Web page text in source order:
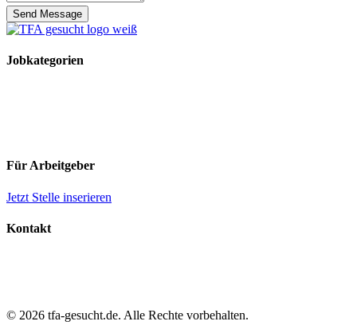
Send Message
Jobkategorien
Für Arbeitgeber
Jetzt Stelle inserieren
Kontakt
© 2026 tfa-gesucht.de. Alle Rechte vorbehalten.